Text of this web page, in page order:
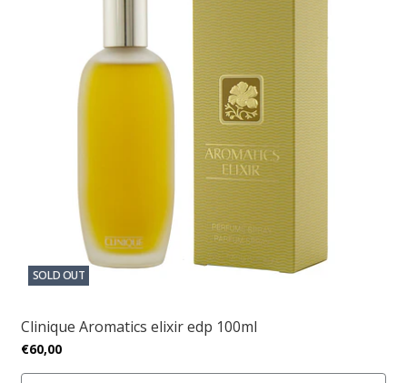
SOLD OUT
Clinique Aromatics elixir edp 100ml
€60,00